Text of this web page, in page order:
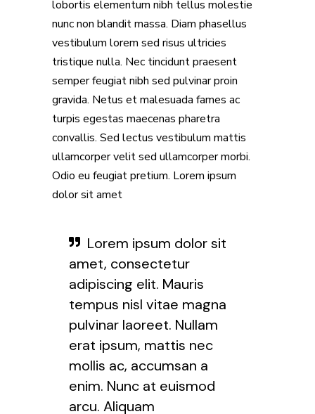
lobortis elementum nibh tellus molestie
nunc non blandit massa. Diam phasellus
vestibulum lorem sed risus ultricies
tristique nulla. Nec tincidunt praesent
semper feugiat nibh sed pulvinar proin
gravida. Netus et malesuada fames ac
turpis egestas maecenas pharetra
convallis. Sed lectus vestibulum mattis
ullamcorper velit sed ullamcorper morbi.
Odio eu feugiat pretium. Lorem ipsum
dolor sit amet
Lorem ipsum dolor sit
amet, consectetur
adipiscing elit. Mauris
tempus nisl vitae magna
pulvinar laoreet. Nullam
erat ipsum, mattis nec
mollis ac, accumsan a
enim. Nunc at euismod
arcu. Aliquam